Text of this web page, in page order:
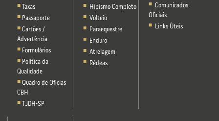
Taxas
Passaporte
Cartões /
Advertência
Formulários
Política da
Qualidade
Quadro de Oficias
CBH
TJDH-SP
Hipismo Completo
Volteio
Paraequestre
Enduro
Atrelagem
Rédeas
Comunicados
Oficiais
Links Úteis